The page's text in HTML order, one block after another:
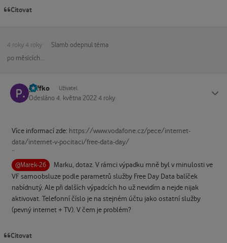
Citovat
4 roky 4 roky Slamb odepnul téma
po měsících...
paffko Uživatel
Odesláno 4. května 2022 4 roky
Více informací zde: https://www.vodafone.cz/pece/internet-
data/internet-v-pocitaci/free-data-day/
¨
@Marek-26
Marku, dotaz. V rámci výpadku mně byl v minulosti ve
VF samoobsluze podle parametrů služby Free Day Data balíček
nabídnutý. Ale při dalších výpadcích ho už nevidím a nejde nijak
aktivovat. Telefonní číslo je na stejném účtu jako ostatní služby
(pevný internet + TV). V čem je problém?
Citovat